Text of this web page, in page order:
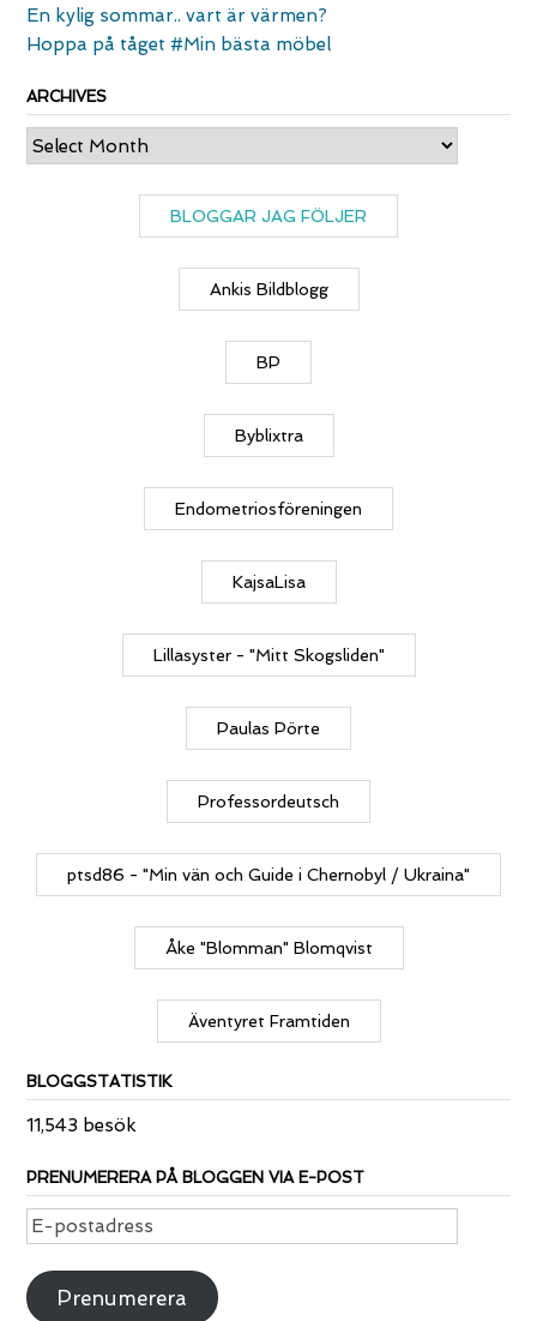
En kylig sommar.. vart är värmen?
Hoppa på tåget #Min bästa möbel
ARCHIVES
Archives
BLOGGAR JAG FÖLJER
Ankis Bildblogg
BP
Byblixtra
Endometriosföreningen
KajsaLisa
Lillasyster - "Mitt Skogsliden"
Paulas Pörte
Professordeutsch
ptsd86 - "Min vän och Guide i Chernobyl / Ukraina"
Åke "Blomman" Blomqvist
Äventyret Framtiden
BLOGGSTATISTIK
11,543 besök
PRENUMERERA PÅ BLOGGEN VIA E-POST
E-
postadress
Prenumerera